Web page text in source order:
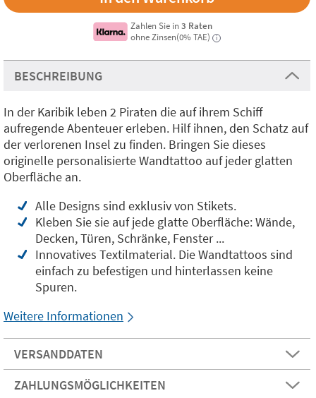
Zahlen Sie in3 Raten
ohne Zinsen(0% TAE)
i
BESCHREIBUNG
In der Karibik leben 2 Piraten die auf ihrem Schiff
aufregende Abenteuer erleben. Hilf ihnen, den Schatz auf
der verlorenen Insel zu finden. Bringen Sie dieses
originelle personalisierte Wandtattoo auf jeder glatten
Oberfläche an.
Alle Designs sind exklusiv von Stikets.
Kleben Sie sie auf jede glatte Oberfläche: Wände,
Decken, Türen, Schränke, Fenster ...
Innovatives Textilmaterial. Die Wandtattoos sind
einfach zu befestigen und hinterlassen keine
Spuren.
Weitere Informationen
VERSANDDATEN
ZAHLUNGSMÖGLICHKEITEN